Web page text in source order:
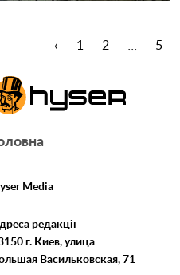
‹ 1 2 ... 5
Media
редакції
г. Киев, улица
Васильковская, 71